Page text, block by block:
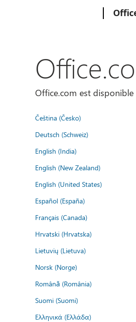
Office.com est disponible
Čeština (Česko)
Deutsch (Schweiz)
English (India)
English (New Zealand)
English (United States)
Español (España)
Français (Canada)
Hrvatski (Hrvatska)
Lietuvių (Lietuva)
Norsk (Norge)
Română (România)
Suomi (Suomi)
Ελληνικά (Ελλάδα)